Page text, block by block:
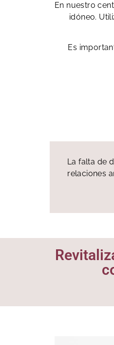
En nuestro
idóneo.
Es
La falta de
relaciones